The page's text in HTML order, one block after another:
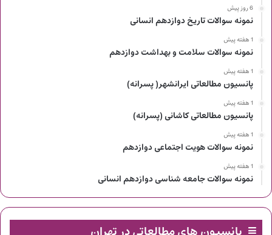
6 روز پیش
نمونه سوالات تاریخ دوازدهم انسانی
1 هفته پیش
نمونه سوالات سلامت و بهداشت دوازدهم
1 هفته پیش
پانسیون مطالعاتی ایرانشهر( پسرانه)
1 هفته پیش
پانسیون مطالعاتی کاشانی (پسرانه)
1 هفته پیش
نمونه سوالات هویت اجتماعی دوازدهم
1 هفته پیش
نمونه سوالات جامعه شناسی دوازدهم انسانی